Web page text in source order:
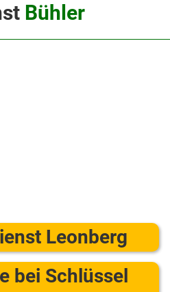
Bühler
Leonberg
bei Schlüssel